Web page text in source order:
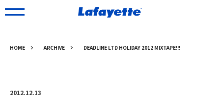
HOME ARCHIVE DEADLINE LTD HOLIDAY 2012 MIXTAPE!!!
2012.12.13